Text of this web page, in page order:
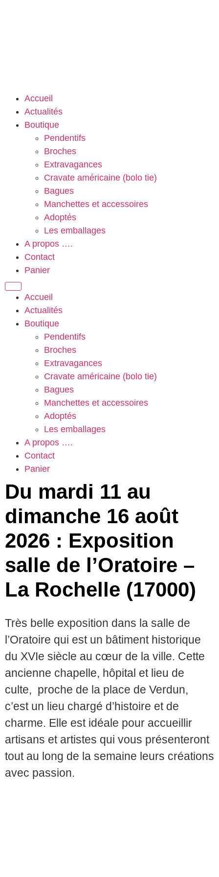
Accueil
Actualités
Boutique
Pendentifs
Broches
Extravagances
Cravate américaine (bolo tie)
Bagues
Manchettes et accessoires
Adoptés
Les emballages
A propos ….
Contact
Panier
Accueil
Actualités
Boutique
Pendentifs
Broches
Extravagances
Cravate américaine (bolo tie)
Bagues
Manchettes et accessoires
Adoptés
Les emballages
A propos ….
Contact
Panier
Du mardi 11 au
dimanche 16 août
2026 : Exposition
salle de l’Oratoire –
La Rochelle (17000)
Très belle exposition dans la salle de
l’Oratoire qui est un bâtiment historique
du XVIe siècle au cœur de la ville. Cette
ancienne chapelle, hôpital et lieu de
culte, proche de la place de Verdun,
c’est un lieu chargé d’histoire et de
charme. Elle est idéale pour accueillir
artisans et artistes qui vous présenteront
tout au long de la semaine leurs créations
avec passion.